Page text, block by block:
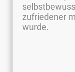
zufriedener
wurde.